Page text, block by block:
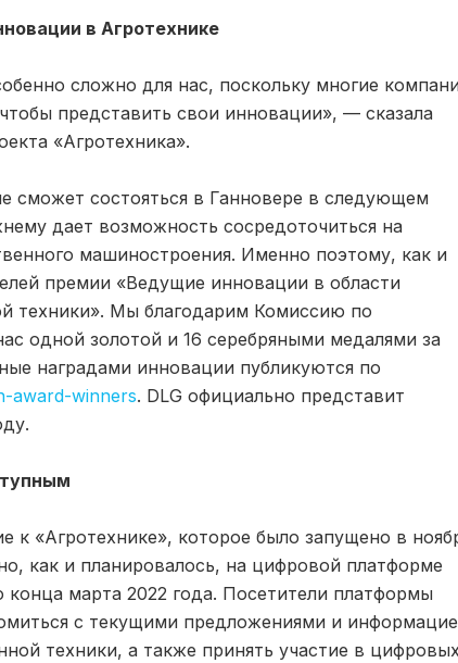
в Агротехнике
сложно для нас, поскольку многие
представить свои инновации», — сказала
«Агротехника».
сможет состояться в Ганновере в следующем
дает возможность сосредоточиться на
машиностроения. Именно поэтому, как и
премии «Ведущие инновации в области
техники». Мы благодарим Комиссию по
одной золотой и 16 серебряными медалями за
наградами инновации публикуются по
award-winners. DLG официально представит
к «Агротехнике», которое было запущено в
как и планировалось, на цифровой платформе
конца марта 2022 года. Посетители платформы
с текущими предложениями и
техники, а также принять участие в цифровых